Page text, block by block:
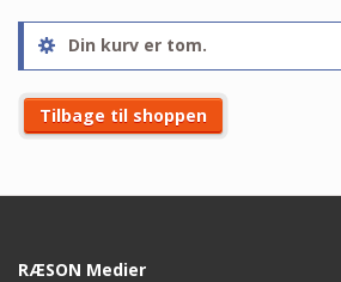
Din kurv er tom.
Tilbage til shoppen
RÆSON Medier